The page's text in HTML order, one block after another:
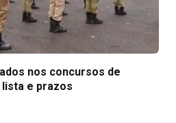
nos concursos de
e prazos